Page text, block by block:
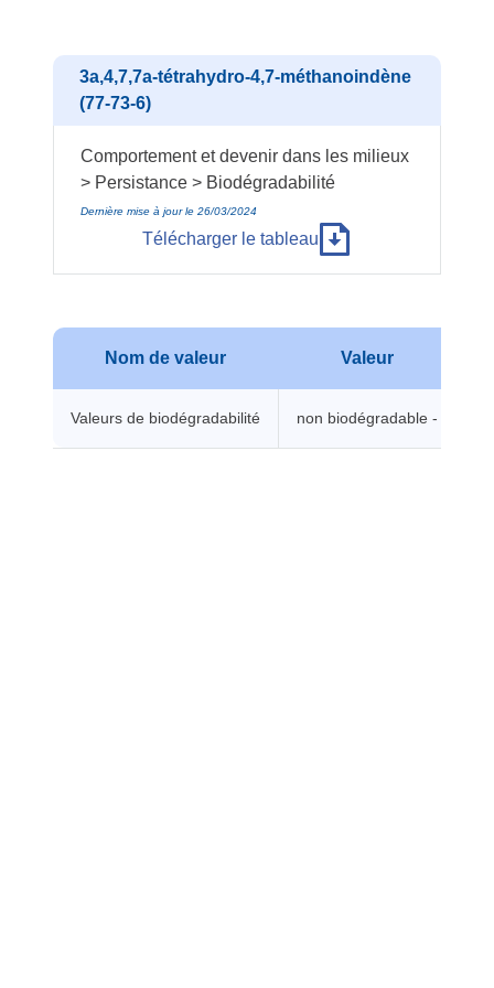
3a,4,7,7a-tétrahydro-4,7-méthanoindène
(77-73-6)
Comportement et devenir dans les milieux
> Persistance > Biodégradabilité
Dernière mise à jour le 26/03/2024
Télécharger le tableau
Nom de valeur Valeur
Valeurs de biodégradabilité non biodégradable -